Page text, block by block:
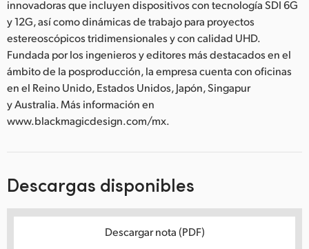
innovadoras que incluyen dispositivos con tecnología SDI 6G
y 12G, así como dinámicas de trabajo para proyectos
estereoscópicos tridimensionales y con calidad UHD.
Fundada por los ingenieros y editores más destacados en el
ámbito de la posproducción, la empresa cuenta con oficinas
en el Reino Unido, Estados Unidos, Japón, Singapur
y Australia. Más información en
www.blackmagicdesign.com/mx.
Descargas disponibles
Descargar nota (PDF)